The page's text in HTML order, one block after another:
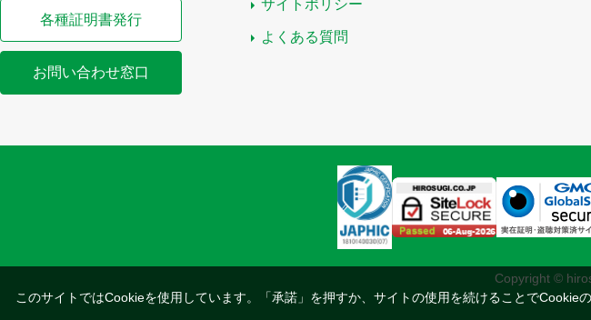
各種証明書発行
お問い合わせ窓口
サイトポリシー
よくある質問
Copyright ©
このサイトではCookieを使用しています。「承諾」を押すか、サイトの使用を続けることでCookie